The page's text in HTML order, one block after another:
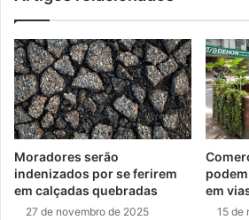
Moradores serão
indenizados por se ferirem
em calçadas quebradas
27 de novembro de 2025
em
15 de